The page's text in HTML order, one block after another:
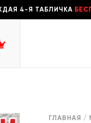
4-Я ТАБЛИЧКА
ГЛАВНАЯ /